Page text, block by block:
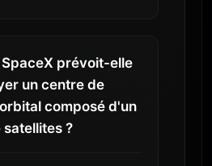
prévoit-elle
un centre de
composé d'un
satellites ?